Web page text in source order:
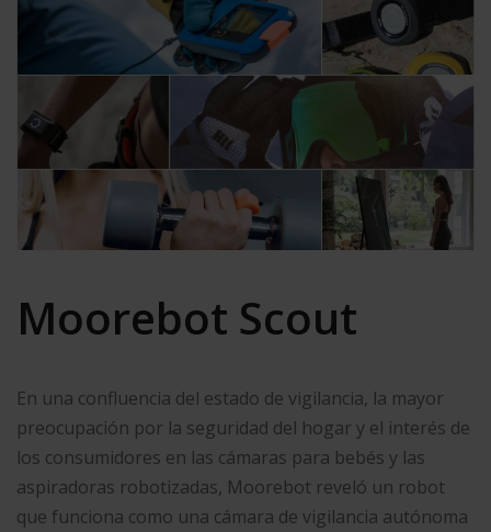
Moorebot Scout
En una confluencia del estado de vigilancia, la mayor
preocupación por la seguridad del hogar y el interés de
los consumidores en las cámaras para bebés y las
aspiradoras robotizadas, Moorebot reveló un robot
que funciona como una cámara de vigilancia autónoma